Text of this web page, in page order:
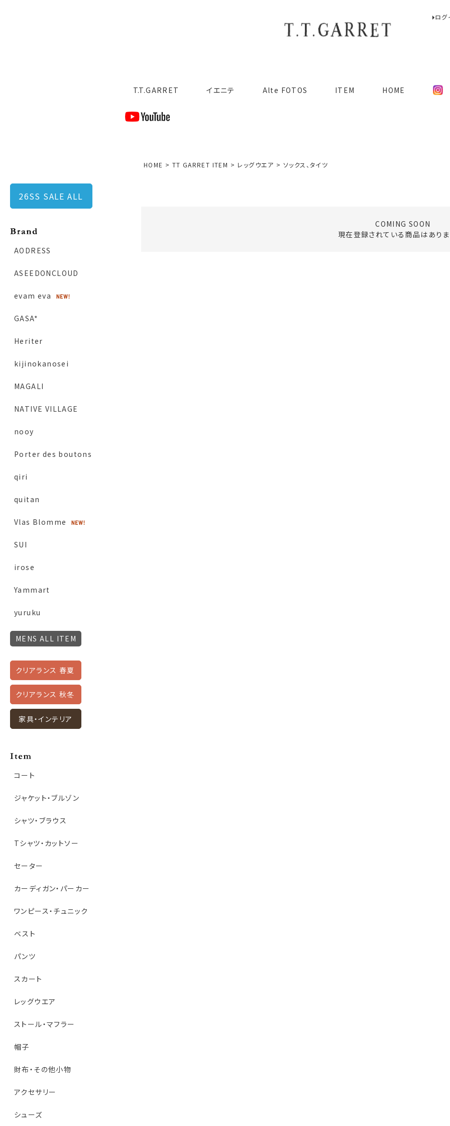
ログ
検索
T.T.GARRET イエニテ Alte FOTOS ITEM HOME
26SS SALE ALL
AODRESS
ASEEDONCLOUD
evam eva
GASA*
Heriter
kijinokanosei
MAGALI
NATIVE VILLAGE
nooy
Porter des boutons
qiri
quitan
Vlas Blomme
SUI
irose
Yammart
yuruku
MENS ALL ITEM
クリアランス 春夏
クリアランス 秋冬
家具・インテリア
コート
ジャケット・ブルゾン
シャツ・ブラウス
Tシャツ・カットソー
セーター
カーディガン・パーカー
ワンピース・チュニック
ベスト
パンツ
スカート
レッグウエア
ストール・マフラー
帽子
財布・その他小物
アクセサリー
シューズ
HOME TT GARRET ITEM レッグウエア ソックス、タイツ
COMING SOON
現在登録されている商品はありま